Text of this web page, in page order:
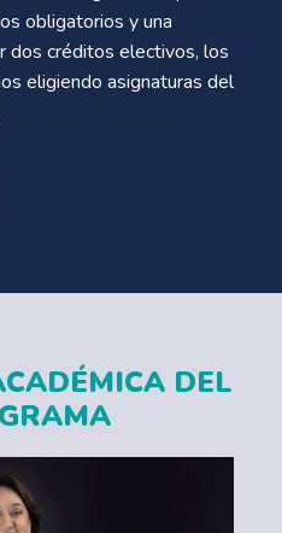
obligatorios y una
dos créditos electivos, los
eligiendo asignaturas del
DEL